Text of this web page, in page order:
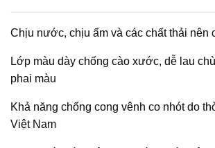
Chịu nước, chịu ẩm và các chất thải nên
Lớp màu dày chống cào xước, dễ lau
phai màu
Khả năng chống cong vênh co nhót do
Việt Nam